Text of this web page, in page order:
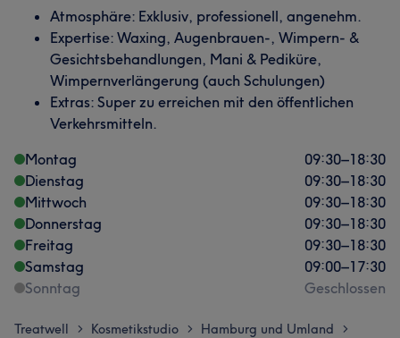
Atmosphäre: Exklusiv, professionell, angenehm.
Expertise: Waxing, Augenbrauen-, Wimpern- &
Gesichtsbehandlungen, Mani & Pediküre,
Wimpernverlängerung (auch Schulungen)
Extras: Super zu erreichen mit den öffentlichen
Verkehrsmitteln.
Montag
09:30–18:30
Dienstag
09:30–18:30
Mittwoch
09:30–18:30
Donnerstag
09:30–18:30
Freitag
09:30–18:30
Samstag
09:00–17:30
Sonntag
Geschlossen
Treatwell > Kosmetikstudio > Hamburg und Umland >